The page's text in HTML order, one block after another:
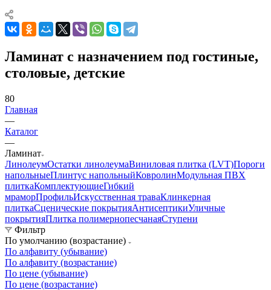
Ламинат с назначением под гостиные,
столовые, детские
80
Главная
—
Каталог
—
Ламинат
ЛинолеумОстатки линолеумаВиниловая плитка (LVT)Пороги
напольныеПлинтус напольныйКовролинМодульная ПВХ
плиткаКомплектующиеГибкий
мраморПрофильИскусственная траваКлинкерная
плиткаСценические покрытияАнтисептикиУличные
покрытияПлитка полимернопесчанаяСтупени
Фильтр
По умолчанию (возрастание)
По алфавиту (убывание)
По алфавиту (возрастание)
По цене (убывание)
По цене (возрастание)